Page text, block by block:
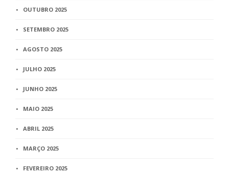
OUTUBRO 2025
SETEMBRO 2025
AGOSTO 2025
JULHO 2025
JUNHO 2025
MAIO 2025
ABRIL 2025
MARÇO 2025
FEVEREIRO 2025